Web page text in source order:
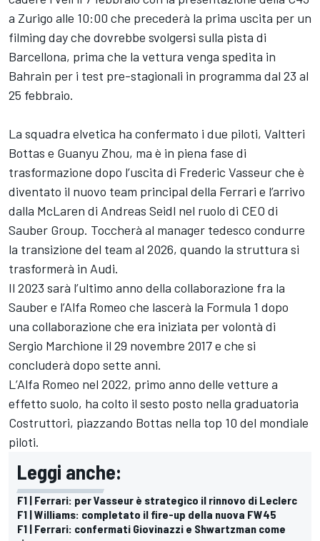
a Zurigo alle 10:00 che precederà la prima uscita per un
filming day che dovrebbe svolgersi sulla pista di
Barcellona, prima che la vettura venga spedita in
Bahrain per i test pre-stagionali in programma dal 23 al
25 febbraio.
La squadra elvetica ha confermato i due piloti, Valtteri
Bottas e Guanyu Zhou, ma è in piena fase di
trasformazione dopo l’uscita di Frederic Vasseur che è
diventato il nuovo team principal della Ferrari e l’arrivo
dalla McLaren di Andreas Seidl nel ruolo di CEO di
Sauber Group. Toccherà al manager tedesco condurre
la transizione del team al 2026, quando la struttura si
trasformerà in Audi.
Il 2023 sarà l’ultimo anno della collaborazione fra la
Sauber e l’Alfa Romeo che lascerà la Formula 1 dopo
una collaborazione che era iniziata per volontà di
Sergio Marchione il 29 novembre 2017 e che si
concluderà dopo sette anni.
L’Alfa Romeo nel 2022, primo anno delle vetture a
effetto suolo, ha colto il sesto posto nella graduatoria
Costruttori, piazzando Bottas nella top 10 del mondiale
piloti.
Leggi anche:
F1 | Ferrari: per Vasseur è strategico il rinnovo di Leclerc
F1 | Williams: completato il fire-up della nuova FW45
F1 | Ferrari: confermati Giovinazzi e Shwartzman come